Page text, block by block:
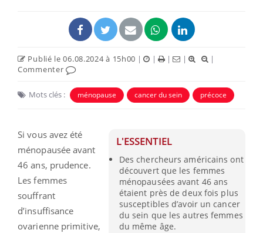
Publié le 06.08.2024 à 15h00 | | | |
|
Commenter
Mots clés : ménopause cancer du sein précoce
L'ESSENTIEL
Des chercheurs américains ont
découvert que les femmes
ménopausées avant 46 ans
étaient près de deux fois plus
susceptibles d’avoir un cancer
du sein que les autres femmes
du même âge.
Si vous avez été
ménopausée avant
46 ans, prudence.
Les femmes
souffrant
d’insuffisance
ovarienne primitive,